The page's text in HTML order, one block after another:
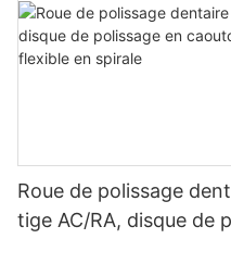
Roue de polissage
tige AC/RA, disque de